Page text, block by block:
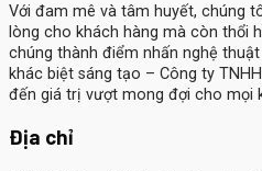
Với đam mê và tâm huyết, chúng
lòng cho khách hàng mà còn thổi
chúng thành điểm nhấn nghệ
khác biệt sáng tạo – Công ty
đến giá trị vượt mong đợi cho mọi
Địa chỉ